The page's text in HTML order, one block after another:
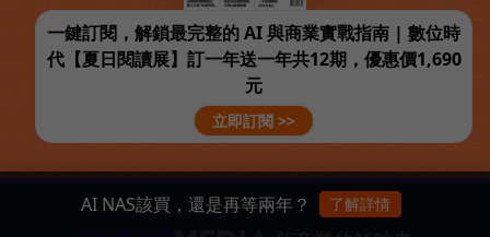
一鍵訂閱，解鎖最完整的 AI 與商業實戰指南 | 數位時
代【夏日閱讀展】訂一年送一年共12期，優惠價1,690
元
立即訂閱 >>
AI NAS該買，還是再等兩年？ 了解詳情